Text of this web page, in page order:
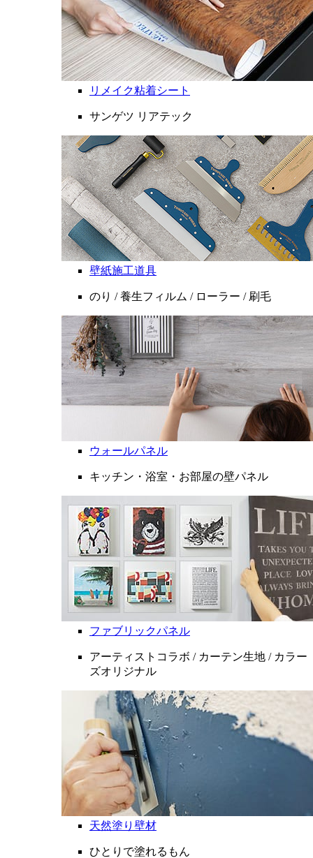
リメイク粘着シート
サンゲツ リアテック
壁紙施工道具
のり / 養生フィルム / ローラー / 刷毛
ウォールパネル
キッチン・浴室・お部屋の壁パネル
ファブリックパネル
アーティストコラボ / カーテン生地 / カラー
ズオリジナル
天然塗り壁材
ひとりで塗れるもん